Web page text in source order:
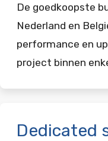
De goedkoopste
Nederland en
performance en
project binnen
Dedicated